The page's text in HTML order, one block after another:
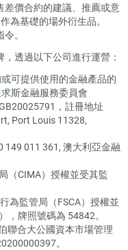
價合約的建議、推薦或意
為基礎的場外衍生品。
。
透過以下公司進行運營：
可提供使用的金融產品的
斯金融服務委員會
，註冊地址
Port Louis 11328,
149 011 361, 澳大利亞金融
（CIMA）授權並受其監
為監管局（FSCA）授權並
，牌照號碼為 54842。
聯合大公國資本市場管理
。